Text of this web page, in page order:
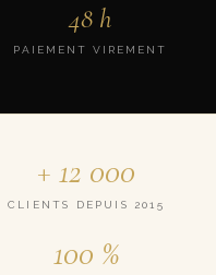
48 h
PAIEMENT VIREMENT
+ 12 000
CLIENTS DEPUIS 2015
100 %